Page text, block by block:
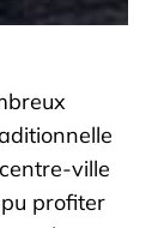
ville
profiter